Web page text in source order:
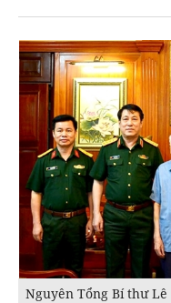
Nguyên Tổng Bí thư